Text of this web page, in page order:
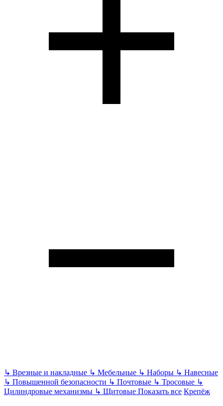
↳ Врезные и накладные ↳ Мебельные ↳ Наборы ↳ Навесные
↳ Повышенной безопасности ↳ Почтовые ↳ Тросовые ↳
Цилиндровые механизмы ↳ Щитовые Показать все Крепёж